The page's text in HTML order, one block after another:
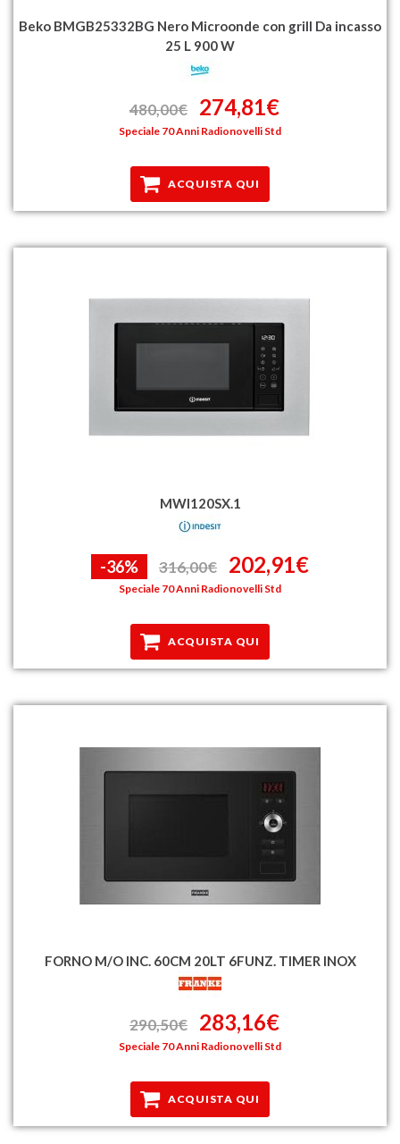
Beko BMGB25332BG Nero Microonde con grill Da incasso
25 L 900 W
480,00€ 274,81€
Speciale 70 Anni Radionovelli Std
ACQUISTA QUI
MWI120SX.1
-36% 316,00€ 202,91€
Speciale 70 Anni Radionovelli Std
ACQUISTA QUI
FORNO M/O INC. 60CM 20LT 6FUNZ. TIMER INOX
290,50€ 283,16€
Speciale 70 Anni Radionovelli Std
ACQUISTA QUI